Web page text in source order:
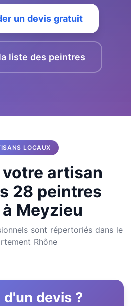
un devis gratuit
liste des peintres
LOCAUX
artisan
28 peintres
Meyzieu
sont répertoriés dans le
Rhône
d'un devis ?